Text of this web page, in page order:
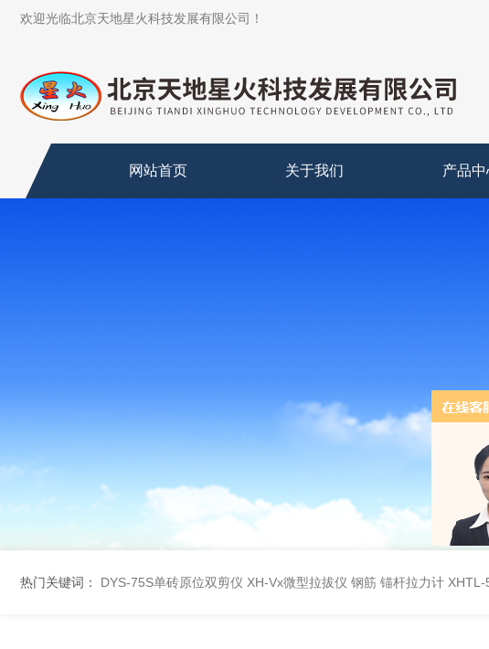
欢迎光临北京天地星火科技发展有限公司！
网站首页 关于我们 产品
热门关键词： DYS-75S单砖原位双剪仪 XH-Vx微型拉拔仪 钢筋 锚杆拉力计 XHTL-